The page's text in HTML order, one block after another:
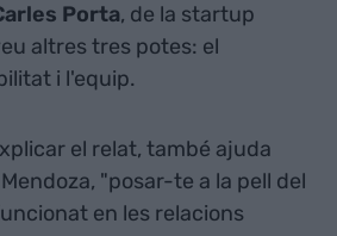
Porta, de la startup
altres tres potes: el
i l'equip.
el relat, també ajuda
"posar-te a la pell del
en les relacions